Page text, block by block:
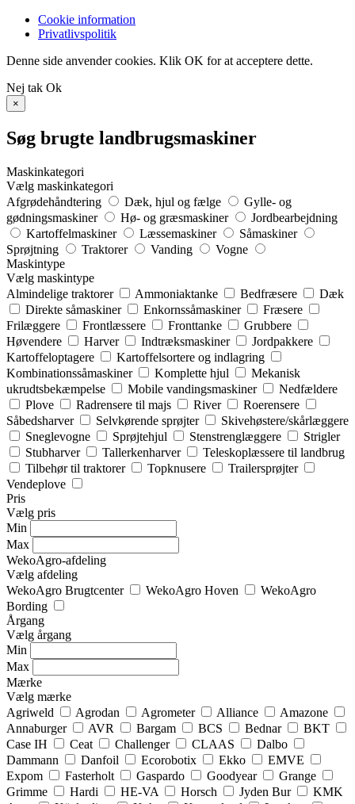
Cookie information
Privatlivspolitik
Denne side anvender cookies. Klik OK for at acceptere dette.
Nej tak Ok
×
Søg brugte landbrugsmaskiner
Maskinkategori
Vælg maskinkategori
Afgrødehåndtering
Dæk, hjul og fælge
Gylle- og
gødningsmaskiner
Hø- og græsmaskiner
Jordbearbejdning
Kartoffelmaskiner
Læssemaskiner
Såmaskiner
Sprøjtning
Traktorer Vanding
Vogne
Maskintype
Vælg maskintype
Almindelige traktorer
Ammoniaktanke Bedfræsere
Dæk
Direkte såmaskiner
Enkornssåmaskiner
Fræsere
Frilæggere
Frontlæssere Fronttanke
Grubbere
Høvendere
Harver Indtræksmaskiner
Jordpakkere
Kartoffeloptagere
Kartoffelsortere og indlagring
Kombinationssåmaskiner
Komplette hjul
Mekanisk
ukrudtsbekæmpelse
Mobile vandingsmaskiner
Nedfældere
Plove
Radrensere til majs River
Roerensere
Såbedsharver
Selvkørende sprøjter
Skivehøstere/skårlæggere
Sneglevogne
Sprøjtehjul Stenstrenglæggere
Strigler
Stubharver
Tallerkenharver
Teleskoplæssere til landbrug
Tilbehør til traktorer
Topknusere
Trailersprøjter
Vendeplove
Pris
Vælg pris
Min
Max
WekoAgro-afdeling
Vælg afdeling
WekoAgro Brugtcenter
WekoAgro Hoven
WekoAgro
Bording
Årgang
Vælg årgang
Min
Max
Mærke
Vælg mærke
Agriweld
Agrodan Agrometer Alliance
Amazone
Annaburger
AVR Bargam BCS Bednar
BKT
Case IH
Ceat Challenger CLAAS
Dalbo
Dammann
Danfoil Ecorobotix Ekko
EMVE
Expom
Fasterholt Gaspardo Goodyear
Grange
Grimme
Hardi HE-VA Horsch Jyden Bur
KMK